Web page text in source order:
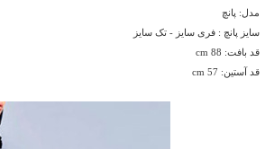
مدل: پانچ
سایز پانچ : فری سایز - تک سایز
قد بافت: 88 cm
قد آستین: 57 cm